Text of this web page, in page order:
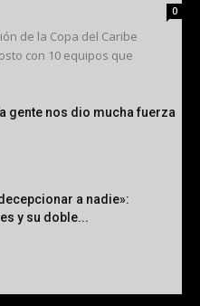
0
de la Copa del Caribe
con 10 equipos que
gente nos dio mucha fuerza
a nadie»:
y su doble...